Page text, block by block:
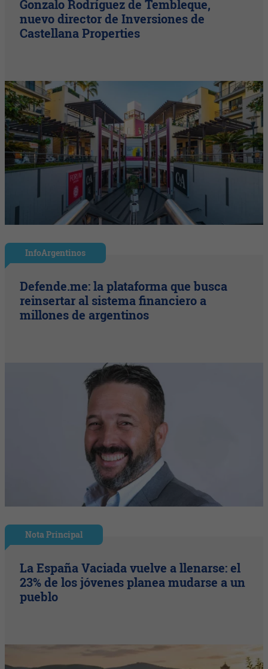
Gonzalo Rodríguez de Tembleque,
nuevo director de Inversiones de
Castellana Properties
InfoArgentinos
Defende.me: la plataforma que busca
reinsertar al sistema financiero a
millones de argentinos
Nota Principal
La España Vaciada vuelve a llenarse: el
23% de los jóvenes planea mudarse a un
pueblo